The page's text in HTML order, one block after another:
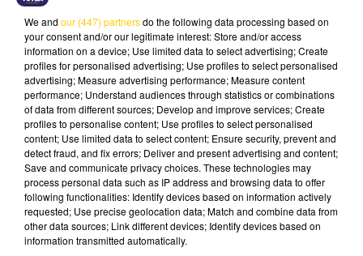
11 octobre 2024 - 3 min 41 sec
L'INFO DU PUY-DE-DÔME DU 11/10/24 À
18H00
Ecoutez sur Totem l'information dans le Cantal,
le pays de Brioude et Issoire avec les reportages
de nos journalistes sur le terrain.
We and our (447) partnersdo the following data processing based on
your consent and/or our legitimate interest: Store and/or access
information on a device; Use limited data to select advertising; Create
profiles for personalised advertising; Use profiles to select personalised
advertising; Measure advertising performance; Measure content
performance; Understand audiences through statistics or combinations
of data from different sources; Develop and improve services; Create
profiles to personalise content; Use profiles to select personalised
content; Use limited data to select content; Ensure security, prevent and
detect fraud, and fix errors; Deliver and present advertising and content;
Save and communicate privacy choices. These technologies may
process personal data such as IP address and browsing data to offer
following functionalities: Identify devices based on information actively
requested; Use precise geolocation data; Match and combine data from
other data sources; Link different devices; Identify devices based on
information transmitted automatically.